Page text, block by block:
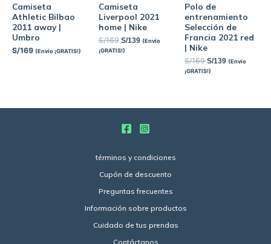
Camiseta
Athletic Bilbao
2011 away |
Umbro
S/169 (Envío ¡GRATIS!)
Camiseta
Liverpool 2021
home | Nike
S/169 S/139 (Envío
¡GRATIS!)
Polo de
entrenamiento
Selección de
Francia 2021 red
| Nike
S/169 S/139 (Envío
¡GRATIS!)
términos y condiciones
Cupón de descuento
Preguntas frecuentes
Información sobre productos
Cuidado de tus prendas
Contáctanos